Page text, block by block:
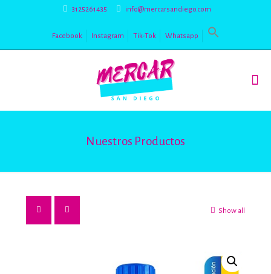
3125261435 info@mercarsandiego.com
Facebook Instagram Tik-Tok Whatsapp
Nuestros Productos
Show all